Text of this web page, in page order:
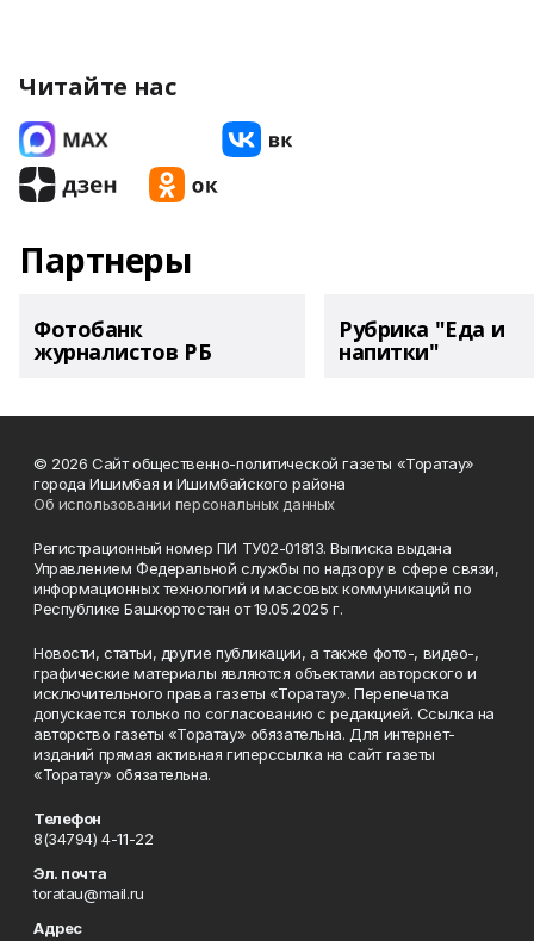
Читайте нас
Партнеры
Фотобанк
журналистов РБ
Рубрика "Еда и
напитки"
© 2026 Сайт общественно-политической газеты «Торатау»
города Ишимбая и Ишимбайского района
Об использовании персональных данных
Регистрационный номер ПИ ТУ02-01813. Выписка выдана
Управлением Федеральной службы по надзору в сфере связи,
информационных технологий и массовых коммуникаций по
Республике Башкортостан от 19.05.2025 г.
Новости, статьи, другие публикации, а также фото-, видео-,
графические материалы являются объектами авторского и
исключительного права газеты «Торатау». Перепечатка
допускается только по согласованию с редакцией. Ссылка на
авторство газеты «Торатау» обязательна. Для интернет-
изданий прямая активная гиперссылка на сайт газеты
«Торатау» обязательна.
Телефон
8(34794) 4-11-22
Эл. почта
toratau@mail.ru
Адрес